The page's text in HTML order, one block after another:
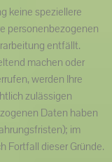
keine speziellere
personenbezogenen
entfällt.
machen oder
werden Ihre
zulässigen
Daten haben
im
Fortfall dieser Gründe.